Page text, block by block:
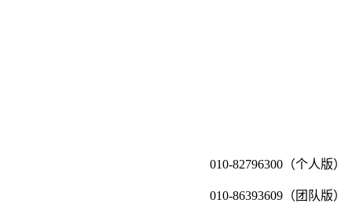
010-82796300（个人版）
010-86393609（团队版）